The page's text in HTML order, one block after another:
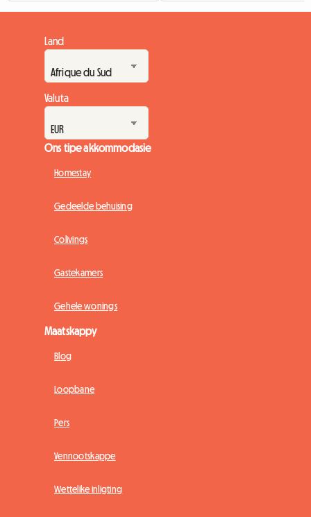
Land
Valuta
Ons tipe akkommodasie
Homestay
Gedeelde behuising
Colivings
Gastekamers
Gehele wonings
Maatskappy
Blog
Loopbane
Pers
Vennootskappe
Wettelike inligting